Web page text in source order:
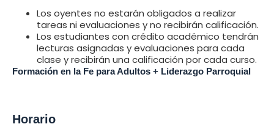
Los oyentes no estarán obligados a realizar
tareas ni evaluaciones y no recibirán calificación.
Los estudiantes con crédito académico tendrán
lecturas asignadas y evaluaciones para cada
clase y recibirán una calificación por cada curso.
Formación en la Fe para Adultos + Liderazgo Parroquial
Horario